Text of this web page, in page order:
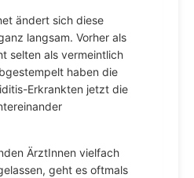
ändert sich diese
langsam. Vorher als
selten als vermeintlich
haben die
Erkrankten jetzt die
ÄrztInnen vielfach
geht es oftmals